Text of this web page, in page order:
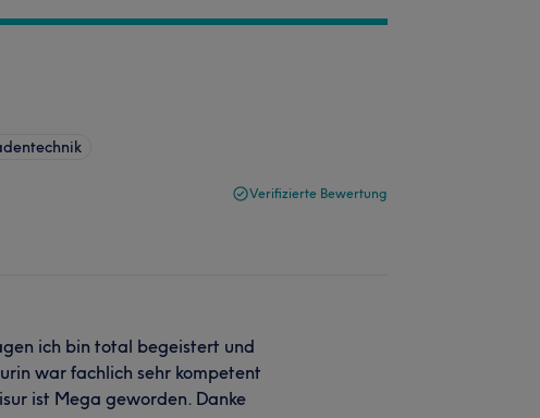
Verifizierte Bewertung
ich bin total begeistert und
war fachlich sehr kompetent
ist Mega geworden. Danke